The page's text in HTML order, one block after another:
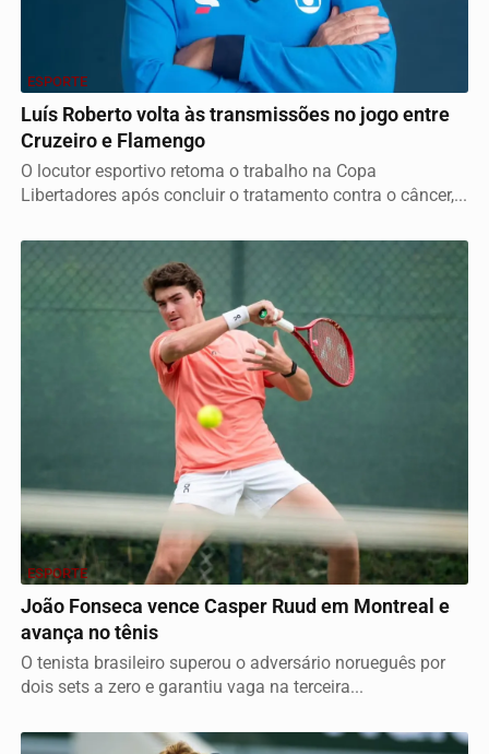
ESPORTE
Luís Roberto volta às transmissões no jogo entre
Cruzeiro e Flamengo
O locutor esportivo retoma o trabalho na Copa
Libertadores após concluir o tratamento contra o câncer,...
ESPORTE
João Fonseca vence Casper Ruud em Montreal e
avança no tênis
O tenista brasileiro superou o adversário norueguês por
dois sets a zero e garantiu vaga na terceira...